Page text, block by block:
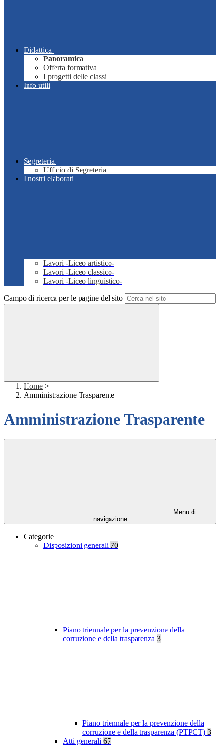
Didattica
Panoramica
Offerta formativa
I progetti delle classi
Info utili
Segreteria
Ufficio di Segreteria
I nostri elaborati
Lavori -Liceo artistico-
Lavori -Liceo classico-
Lavori -Liceo linguistico-
Campo di ricerca per le pagine del sito
Home >
Amministrazione Trasparente
Amministrazione Trasparente
Menu di
navigazione
Categorie
Disposizioni generali 70
Piano triennale per la prevenzione della
corruzione e della trasparenza 3
Piano triennale per la prevenzione della
corruzione e della trasparenza (PTPCT) 3
Atti generali 67